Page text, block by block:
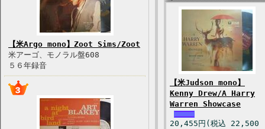
【米Argo mono】Zoot Sims/Zoot
米アーゴ、モノラル盤608
５６年録音
【米Judson mono】
Kenny Drew/A Harry
Warren Showcase
20,455円(税込 22,500